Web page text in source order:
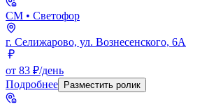
СМ • Светофор
г. Селижарово, ул. Вознесенского, 6А
от 83 ₽/день
Подробнее
Разместить ролик